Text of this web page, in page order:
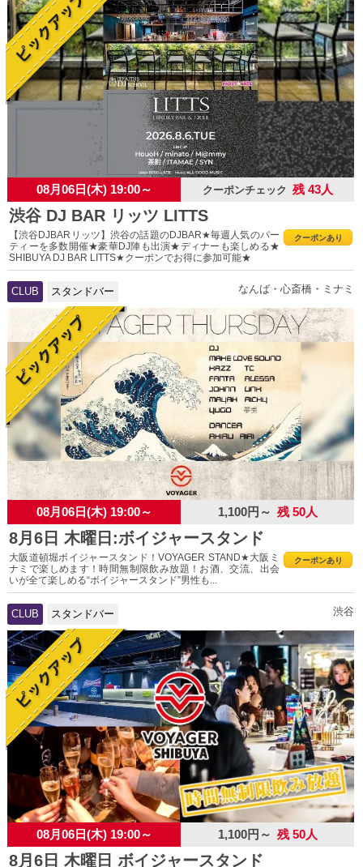
08月06日(木) 19:00～ クーポンチェック 残 43人
渋谷 DJ BAR リッツ LITTS
クーポンあり
【渋谷DJBARリッツ】渋谷の話題のDJBAR★毎週人気のパー
ティーを多数開催★豪華DJ陣も出演★ディナーも楽しめる★
SHIBUYA DJ BAR LITTS★クーポンでお得に参加可能★
CLUB スタンドバー なんば・心斎橋・ミナミ
08月06日(木) 19:00～ 1,100円～ 残 50人
8月6日 木曜日:ボイジャースタンド
クーポンあり
大阪道頓堀ボイジャースタンド！VOYAGER STAND★大阪ミ
ナミで楽しめます！時間無制限飲み放題！お酒、交流、出会
いが全て楽しめる“ボイジャースタンド”男性も...
CLUB スタンドバー 渋谷
08月06日(木) 19:00～ 1,100円～ 残 50人
8月6日 木曜日 ボイジャースタンド